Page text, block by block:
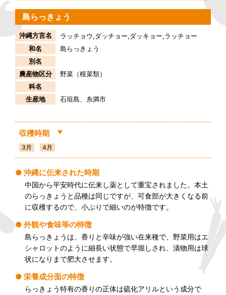
島らっきょう
沖縄方言名
ラッチョウ,ダッチョー,ダッキョー,ラッチョー
和名
島らっきょう
別名
農産物区分
野菜（根菜類）
科名
生産地
石垣島 糸満市
収穫時期
3月 4月
沖縄に伝来された時期
中国から平安時代に伝来し薬として重宝されました。本土
のらっきょうと品種は同じですが、可食部が大きくなる前
に収穫するので、小ぶりで細いのが特徴です。
外観や食味等の特徴
島らっきょうは、香りと辛味が強い在来種で、野菜用はエ
シャロットのように細長い状態で早堀しされ、漬物用は球
状になりまで肥大させます。
栄養成分面の特徴
らっきょう特有の香りの正体は硫化アリルという成分で